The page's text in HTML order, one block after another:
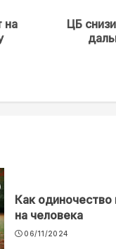
Предыдущая
на
ЦБ
Как одиночество
на человека
06/11/2024